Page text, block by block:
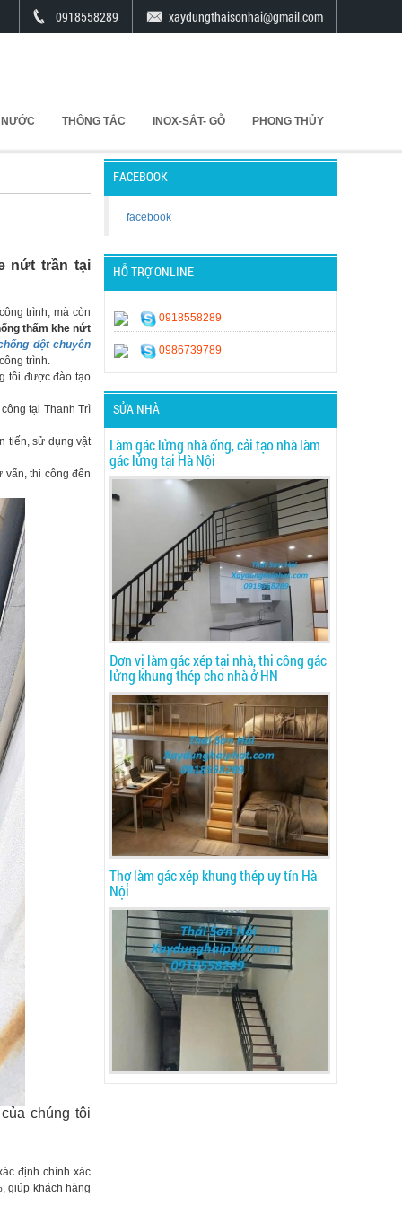
xaydungthaisonhai@gmail.com
0918558289
THÔNG TẮC INOX-SẮT- GỖ PHONG THỦY
nứt trần tại
trình, mà còn
thấm khe nứt
dột chuyên
trình.
tôi được đào tạo
tại Thanh Trì
tiến, sử dụng vật
vấn, thi công đến
chúng tôi
định chính xác
giúp khách hàng
FACEBOOK
facebook
HỖ TRỢ ONLINE
0918558289
0986739789
SỬA NHÀ
Làm gác lửng nhà ống, cải tạo nhà làm
gác lửng tại Hà Nội
Đơn vị làm gác xép tại nhà, thi công gác
lửng khung thép cho nhà ở HN
Thợ làm gác xép khung thép uy tín Hà
Nội